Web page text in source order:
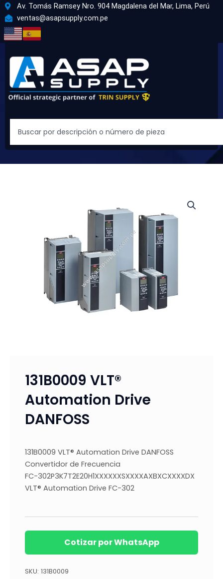
contenido
Av. Tomás Ramsey Nro. 904 Magdalena del Mar, Lima, Perú
ventas@asapsupply.com.pe
131B0009 VLT®
Automation Drive
DANFOSS
131B0009 VLT® Automation Drive DANFOSS
Convertidor de Frecuencia
FC-302P3K7T2E20H1XXXXXXSXXXXAXBXCXXXXDX
VLT® Automation Drive FC-302
Cotizar por WhatsApp
SKU: 131B0009